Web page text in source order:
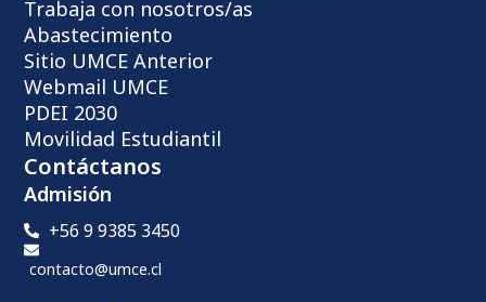
Trabaja con nosotros/as
Abastecimiento
Sitio UMCE Anterior
Webmail UMCE
PDEI 2030
Movilidad Estudiantil
Contáctanos
Admisión
+56 9 9385 3450
contacto@umce.cl